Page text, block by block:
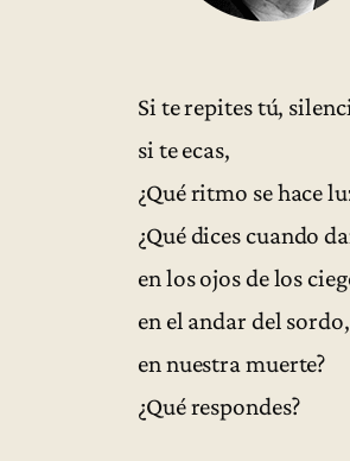
Si te repites tú,
si te ecas,
¿Qué ritmo se hace
¿Qué dices cuando
en los ojos de los
en el andar del sordo,
en nuestra muerte?
¿Qué respondes?